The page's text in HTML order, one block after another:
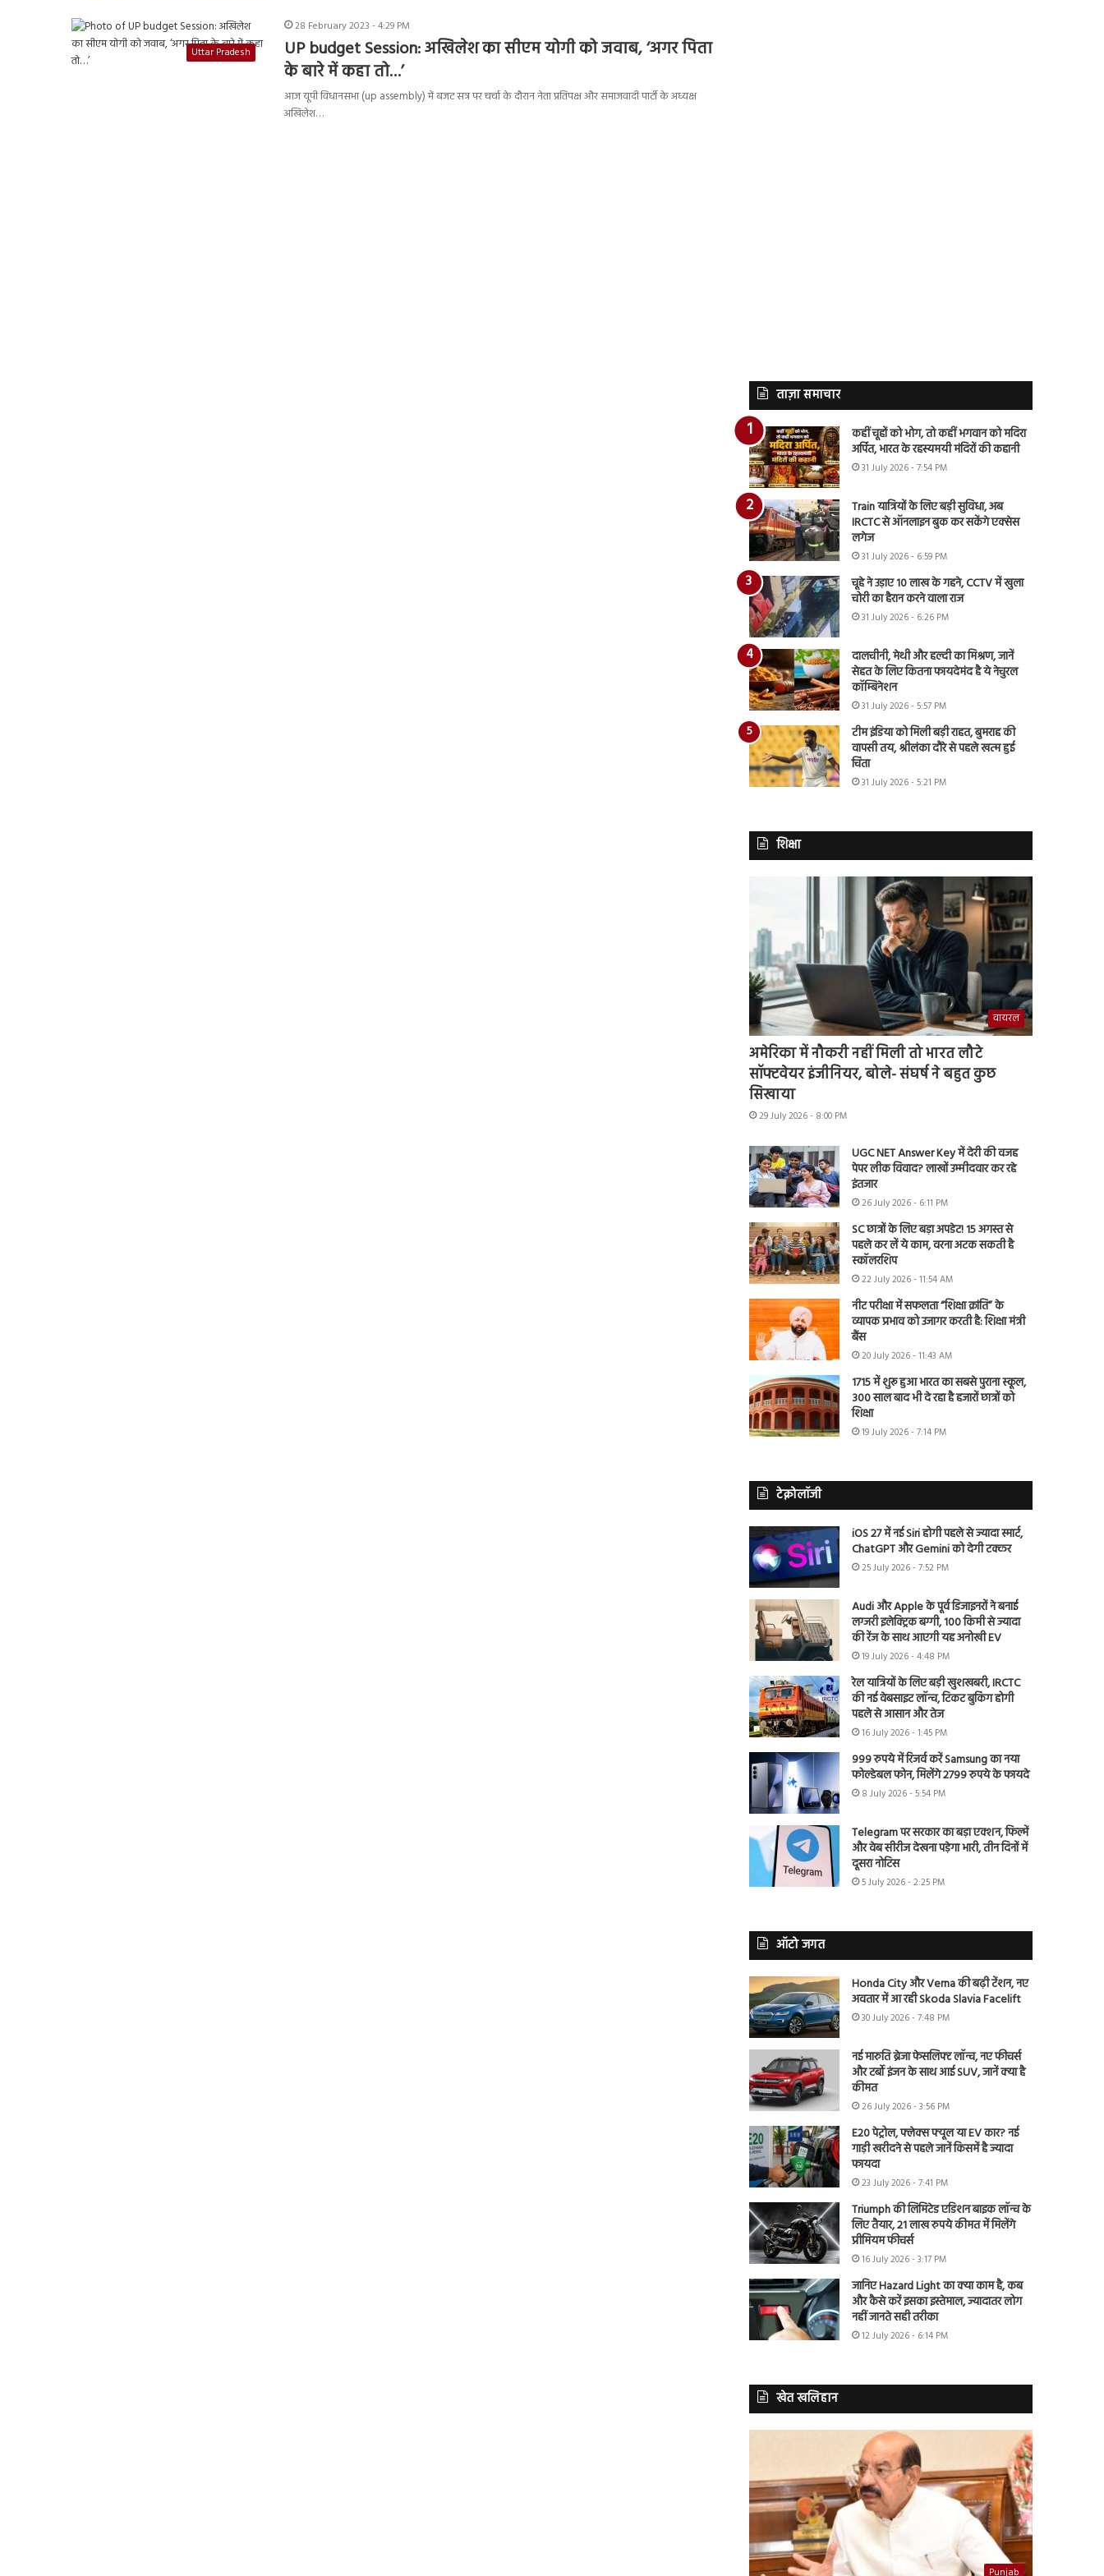
Uttar Pradesh
28 February 2023 - 4:29 PM
UP budget Session: अखिलेश का सीएम योगी को जवाब, ‘अगर पिता
के बारे में कहा तो…’
आज यूपी विधानसभा (up assembly) में बजट सत्र पर चर्चा के दौरान नेता प्रतिपक्ष और समाजवादी पार्टी के अध्यक्ष
अखिलेश…
ताज़ा समाचार
कहीं चूहों को भोग, तो कहीं भगवान को मदिरा
अर्पित, भारत के रहस्यमयी मंदिरों की कहानी
31 July 2026 - 7:54 PM
Train यात्रियों के लिए बड़ी सुविधा, अब
IRCTC से ऑनलाइन बुक कर सकेंगे एक्सेस
लगेज
31 July 2026 - 6:59 PM
चूहे ने उड़ाए 10 लाख के गहने, CCTV में खुला
चोरी का हैरान करने वाला राज
31 July 2026 - 6:26 PM
दालचीनी, मेथी और हल्दी का मिश्रण, जानें
सेहत के लिए कितना फायदेमंद है ये नेचुरल
कॉम्बिनेशन
31 July 2026 - 5:57 PM
टीम इंडिया को मिली बड़ी राहत, बुमराह की
वापसी तय, श्रीलंका दौरे से पहले खत्म हुई
चिंता
31 July 2026 - 5:21 PM
शिक्षा
वायरल
अमेरिका में नौकरी नहीं मिली तो भारत लौटे
सॉफ्टवेयर इंजीनियर, बोले- संघर्ष ने बहुत कुछ
सिखाया
29 July 2026 - 8:00 PM
UGC NET Answer Key में देरी की वजह
पेपर लीक विवाद? लाखों उम्मीदवार कर रहे
इंतजार
26 July 2026 - 6:11 PM
SC छात्रों के लिए बड़ा अपडेट! 15 अगस्त से
पहले कर लें ये काम, वरना अटक सकती है
स्कॉलरशिप
22 July 2026 - 11:54 AM
नीट परीक्षा में सफलता “शिक्षा क्रांति” के
व्यापक प्रभाव को उजागर करती है: शिक्षा मंत्री
बैंस
20 July 2026 - 11:43 AM
1715 में शुरू हुआ भारत का सबसे पुराना स्कूल,
300 साल बाद भी दे रहा है हजारों छात्रों को
शिक्षा
19 July 2026 - 7:14 PM
टेक्नोलॉजी
iOS 27 में नई Siri होगी पहले से ज्यादा स्मार्ट,
ChatGPT और Gemini को देगी टक्कर
25 July 2026 - 7:52 PM
Audi और Apple के पूर्व डिजाइनरों ने बनाई
लग्जरी इलेक्ट्रिक बग्गी, 100 किमी से ज्यादा
की रेंज के साथ आएगी यह अनोखी EV
19 July 2026 - 4:48 PM
रेल यात्रियों के लिए बड़ी खुशखबरी, IRCTC
की नई वेबसाइट लॉन्च, टिकट बुकिंग होगी
पहले से आसान और तेज
16 July 2026 - 1:45 PM
999 रुपये में रिजर्व करें Samsung का नया
फोल्डेबल फोन, मिलेंगे 2799 रुपये के फायदे
8 July 2026 - 5:54 PM
Telegram पर सरकार का बड़ा एक्शन, फिल्में
और वेब सीरीज देखना पड़ेगा भारी, तीन दिनों में
दूसरा नोटिस
5 July 2026 - 2:25 PM
ऑटो जगत
Honda City और Verna की बढ़ी टेंशन, नए
अवतार में आ रही Skoda Slavia Facelift
30 July 2026 - 7:48 PM
नई मारुति ब्रेजा फेसलिफ्ट लॉन्च, नए फीचर्स
और टर्बो इंजन के साथ आई SUV, जानें क्या है
कीमत
26 July 2026 - 3:56 PM
E20 पेट्रोल, फ्लेक्स फ्यूल या EV कार? नई
गाड़ी खरीदने से पहले जानें किसमें है ज्यादा
फायदा
23 July 2026 - 7:41 PM
Triumph की लिमिटेड एडिशन बाइक लॉन्च के
लिए तैयार, 21 लाख रुपये कीमत में मिलेंगे
प्रीमियम फीचर्स
16 July 2026 - 3:17 PM
जानिए Hazard Light का क्या काम है, कब
और कैसे करें इसका इस्तेमाल, ज्यादातर लोग
नहीं जानते सही तरीका
12 July 2026 - 6:14 PM
खेत खलिहान
Punjab